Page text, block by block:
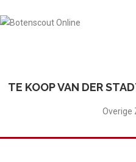
Plaats Advertentie
TE KOOP VAN DER
Overige